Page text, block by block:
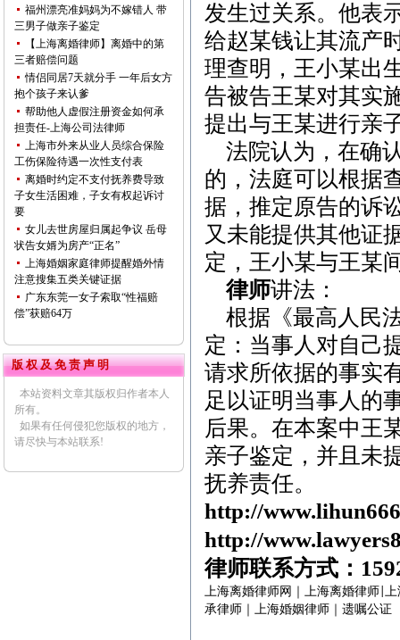
福州漂亮准妈妈为不嫁错人 带
三男子做亲子鉴定
【上海离婚律师】离婚中的第
三者赔偿问题
情侣同居7天就分手 一年后女方
抱个孩子来认爹
帮助他人虚假注册资金如何承
担责任-上海公司法律师
上海市外来从业人员综合保险
工伤保险待遇一次性支付表
离婚时约定不支付抚养费导致
子女生活困难，子女有权起诉讨
要
女儿去世房屋归属起争议 岳母
状告女婿为房产“正名”
上海婚姻家庭律师提醒婚外情
注意搜集五类关键证据
广东东莞一女子索取“性福赔
偿”获赔64万
版 权 及 免 责 声 明
本站资料文章其版权归作者本人
所有。
如果有任何侵犯您版权的地方，
请尽快与本站联系!
发生过关系。他表
给赵某钱让其流产
理查明，王小某出
告被告王某对其实
提出与王某进行亲
法院认为，在确
的，法庭可以根据
据，推定原告的诉
又未能提供其他证
定，王小某与王某
律师讲法：
根据《最高人民
定：当事人对自己
请求所依据的事实
足以证明当事人的
后果。在本案中王
亲子鉴定，并且未
抚养责任。
http://
http://
律师联系方式：
上海离婚律师网 上海离婚律师 上
承律师
上海婚姻律师 遗嘱公证